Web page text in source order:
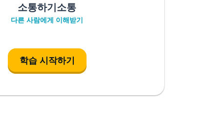
소통하기소통
다른 사람에게 이해받기
학습 시작하기